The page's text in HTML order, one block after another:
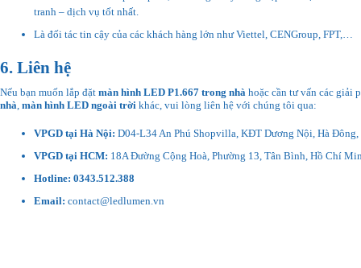
tranh – dịch vụ tốt nhất.
Là đối tác tin cậy của các khách hàng lớn như Viettel, CENGroup, FPT,…
6. Liên hệ
Nếu bạn muốn lắp đặt màn hình LED P1.667 trong nhà hoặc cần tư vấn các giải
nhà, màn hình LED ngoài trời khác, vui lòng liên hệ với chúng tôi qua:
VPGD tại Hà Nội: D04-L34 An Phú Shopvilla, KĐT Dương Nội, Hà Đông,
VPGD tại HCM: 18A Đường Cộng Hoà, Phường 13, Tân Bình, Hồ Chí
Hotline: 0343.512.388
Email: contact@ledlumen.vn